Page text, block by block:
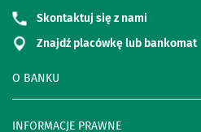
O BANKU
INFORMACJE PRAWNE
Skontaktuj się z nami
Znajdź placówkę lub bankomat